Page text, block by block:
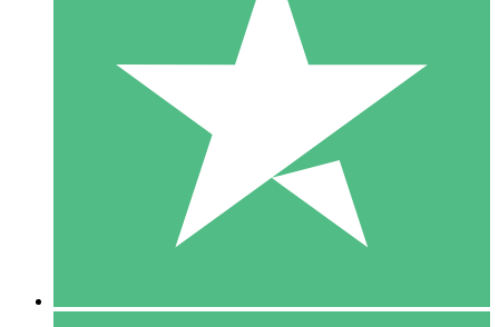
Pacotes de Créditos Individuais
Pague conforme o uso com créditos de download. Sem
1000